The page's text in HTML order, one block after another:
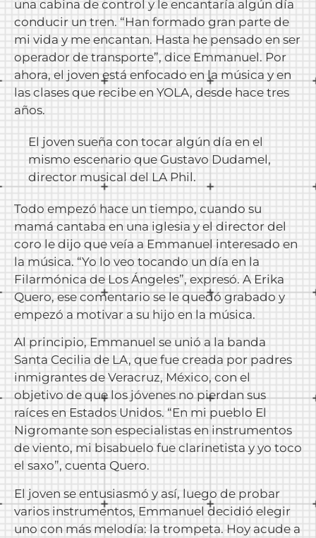
una cabina de control y le encantaría algún día
conducir un tren. “Han formado gran parte de
mi vida y me encantan. Hasta he pensado en ser
operador de transporte”, dice Emmanuel. Por
ahora, el joven está enfocado en la música y en
las clases que recibe en YOLA, desde hace tres
años.
El joven sueña con tocar algún día en el
mismo escenario que Gustavo Dudamel,
director musical del LA Phil.
Todo empezó hace un tiempo, cuando su
mamá cantaba en una iglesia y el director del
coro le dijo que veía a Emmanuel interesado en
la música. “Yo lo veo tocando un día en la
Filarmónica de Los Ángeles”, expresó. A Erika
Quero, ese comentario se le quedó grabado y
empezó a motivar a su hijo en la música.
Al principio, Emmanuel se unió a la banda
Santa Cecilia de LA, que fue creada por padres
inmigrantes de Veracruz, México, con el
objetivo de que los jóvenes no pierdan sus
raíces en Estados Unidos. “En mi pueblo El
Nigromante son especialistas en instrumentos
de viento, mi bisabuelo fue clarinetista y yo toco
el saxo”, cuenta Quero.
El joven se entusiasmó y así, luego de probar
varios instrumentos, Emmanuel decidió elegir
uno con más melodía: la trompeta. Hoy acude a